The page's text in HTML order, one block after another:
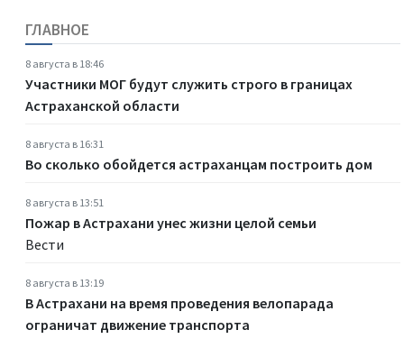
ГЛАВНОЕ
8 августа в 18:46
Участники МОГ будут служить строго в границах
Астраханской области
8 августа в 16:31
Во сколько обойдется астраханцам построить дом
8 августа в 13:51
Пожар в Астрахани унес жизни целой семьи
Вести
8 августа в 13:19
В Астрахани на время проведения велопарада
ограничат движение транспорта